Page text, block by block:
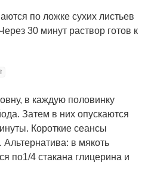
по ложке сухих листьев
30 минут раствор готов к
в каждую половинку
Затем в них опускаются
Короткие сеансы
в мякоть
по1/4 стакана глицерина и